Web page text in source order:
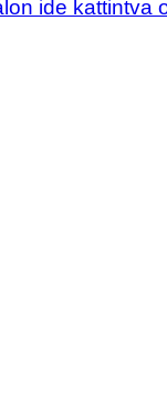
ide kattintva